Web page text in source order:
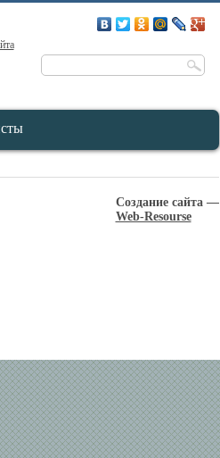
Создание сайта —
Web-Resourse